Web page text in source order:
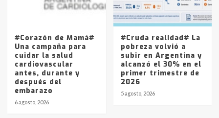
Los precios de los combustibles en
La Pampa, desde YPF hasta Axion
entre 857 a 1338 pesos
#Corazón de Mamá#
Una campaña para
cuidar la salud
cardiovascular
antes, durante y
después del
embarazo
6 agosto, 2026
#Cruda realidad# La
pobreza volvió a
subir en Argentina y
alcanzó el 30% en el
primer trimestre de
2026
5 agosto, 2026